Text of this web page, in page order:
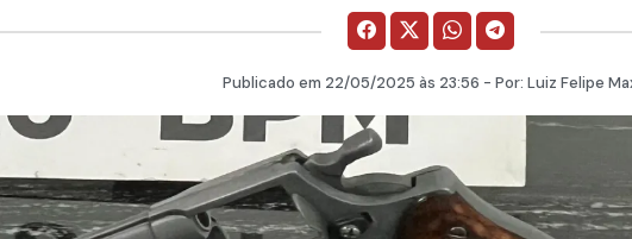
Publicado em 22/05/2025 às 23:56 - Por: Luiz Felipe